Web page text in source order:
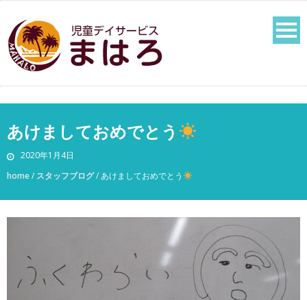
あけましておめでとう
2020年1月4日
home/ スタッフブログ/あけましておめでとう